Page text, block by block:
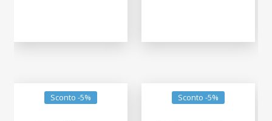
Sconto -5% Sconto -5%